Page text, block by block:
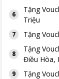
6
Tặng
Triệu
7 Tặng
8
Tặng
Điều Hòa,
9 Tặng